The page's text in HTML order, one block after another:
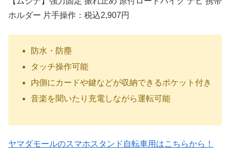
ホルダー 片手操作：税込2,907円
防水・防塵
タッチ操作可能
内側にカードや鍵などが収納できるポケット付き
音楽を聞いたり充電しながら運転可能
ヤマダモールのスマホスタンド自転車用はこちらから！